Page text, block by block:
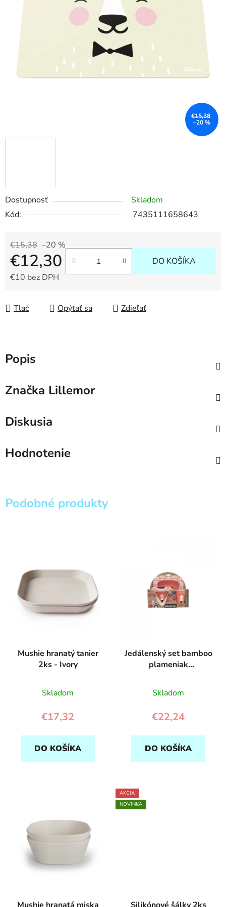
Dostupnosť
Skladom
Kód:
7435111658643
€15,38 –20 %
€12,30
€10 bez DPH
DO KOŠÍKA
Tlač Opýtať sa Zdieľať
€15,38
–20 %
Popis
Značka Lillemor
Diskusia
Hodnotenie
Podobné produkty
Mushie hranatý tanier
2ks - Ivory
Skladom
€17,32
DO KOŠÍKA
Jedálenský set bamboo
plameniak
Deglingos
Skladom
€22,24
DO KOŠÍKA
AKCIA
NOVINKA